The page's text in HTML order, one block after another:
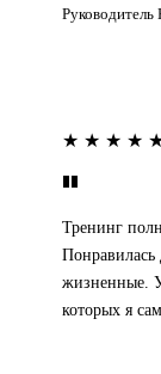
Руководитель
★ ★ ★ ★
Тренинг
Понравилась
жизненные.
которых я